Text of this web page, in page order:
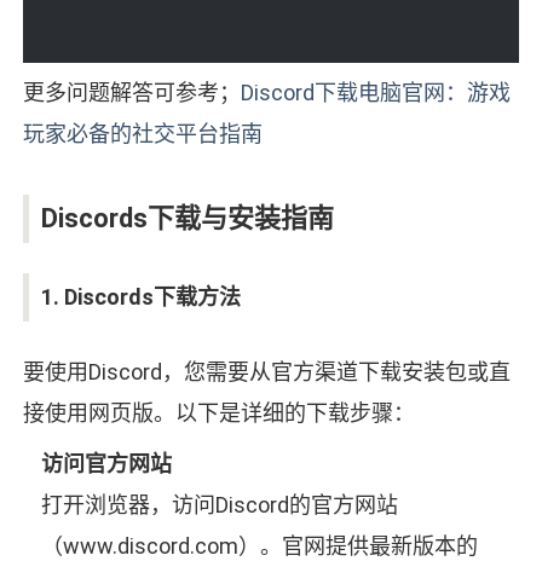
更多问题解答可参考； Discord下载电脑官网：游戏
玩家必备的社交平台指南
Discords下载与安装指南
1. Discords下载方法
要使用Discord，您需要从官方渠道下载安装包或直
接使用网页版。以下是详细的下载步骤：
访问官方网站
打开浏览器，访问Discord的官方网站
（www.discord.com）。官网提供最新版本的